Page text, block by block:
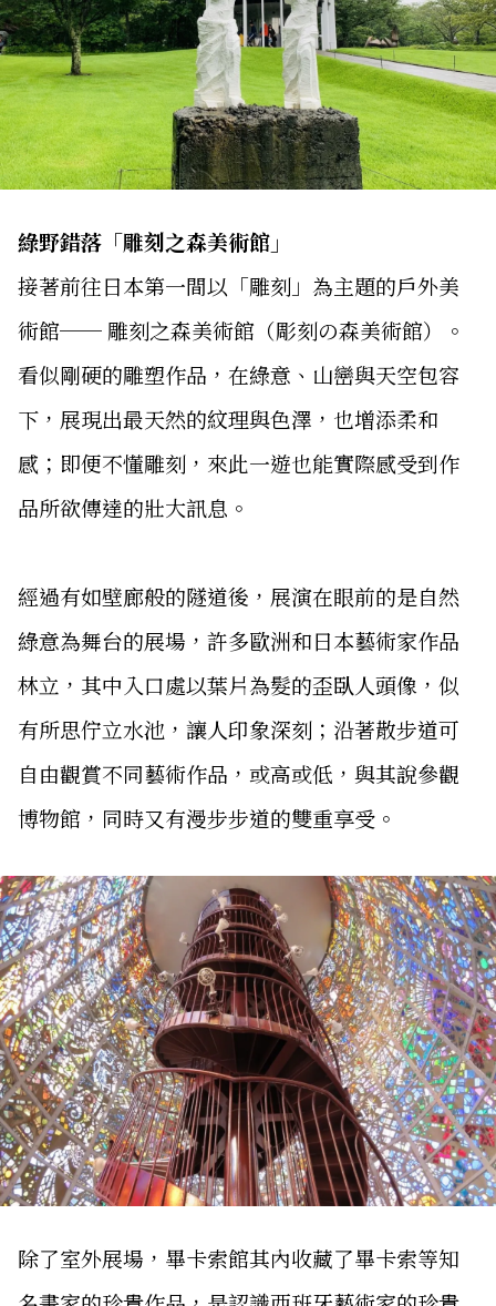
綠野錯落「雕刻之森美術館」
接著前往日本第一間以「雕刻」為主題的戶外美
術館── 雕刻之森美術館（彫刻の森美術館）。
看似剛硬的雕塑作品，在綠意、山巒與天空包容
下，展現出最天然的紋理與色澤，也增添柔和
感；即便不懂雕刻，來此一遊也能實際感受到作
品所欲傳達的壯大訊息。
經過有如壁廊般的隧道後，展演在眼前的是自然
綠意為舞台的展場，許多歐洲和日本藝術家作品
林立，其中入口處以葉片為髮的歪臥人頭像，似
有所思佇立水池，讓人印象深刻；沿著散步道可
自由觀賞不同藝術作品，或高或低，與其說參觀
博物館，同時又有漫步步道的雙重享受。
除了室外展場，畢卡索館其內收藏了畢卡索等知